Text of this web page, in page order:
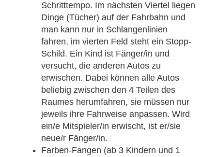
Schritttempo. Im nächsten Viertel liegen
Dinge (Tücher) auf der Fahrbahn und
man kann nur in Schlangenlinien
fahren, im vierten Feld steht ein Stopp-
Schild. Ein Kind ist Fänger/in und
versucht, die anderen Autos zu
erwischen. Dabei können alle Autos
beliebig zwischen den 4 Teilen des
Raumes herumfahren, sie müssen nur
jeweils ihre Fahrweise anpassen. Wird
ein/e Mitspieler/in erwischt, ist er/sie
neue/r Fänger/in.
Farben-Fangen (ab 3 Kindern und 1